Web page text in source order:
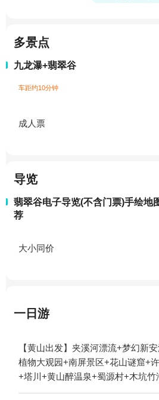
多景点
九龙瀑+翡翠谷
车距约10分钟
成人票
导览
翡翠谷电子导览(不含门票)手绘地
荐
大小同价
一日游
【黄山出发】夹溪河漂流+梦幻新
植物大观园+南屏景区+花山谜窟+
+塔川+黄山醉温泉+蜀源村+木坑竹
天湖景区+新安江山水画廊+呈坎+